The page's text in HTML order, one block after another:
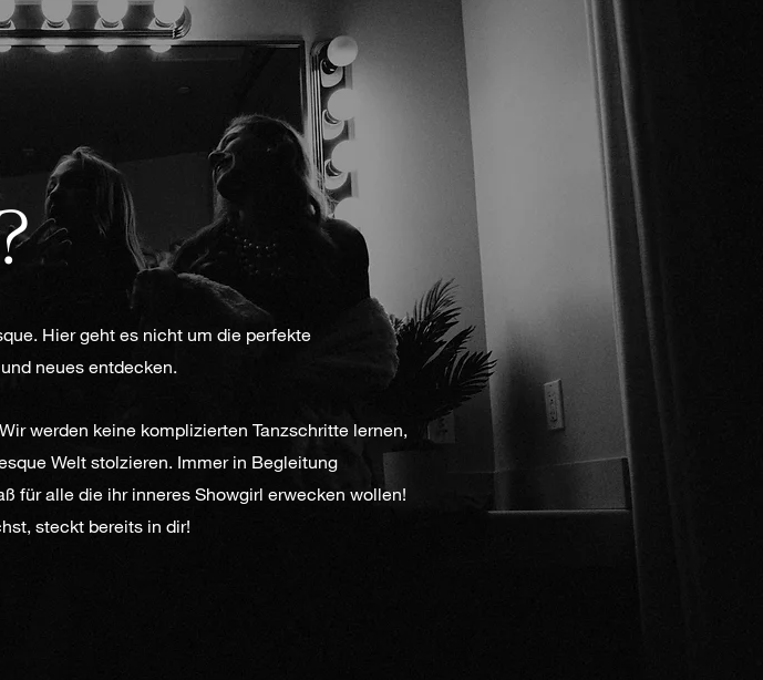
Hier geht es nicht um die perfekte
neues entdecken.
werden keine komplizierten Tanzschritte lernen,
Welt stolzieren. Immer in Begleitung
für alle die ihr inneres Showgirl erwecken wollen!
steckt bereits in dir!